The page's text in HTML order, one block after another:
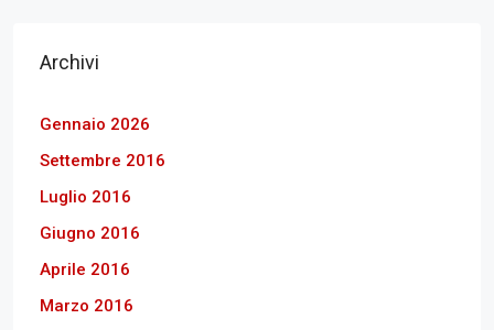
Archivi
Gennaio 2026
Settembre 2016
Luglio 2016
Giugno 2016
Aprile 2016
Marzo 2016